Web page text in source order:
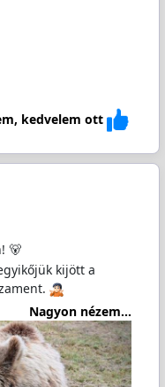
kedvelem ott
🐻
kijött a
Nagyon nézem...